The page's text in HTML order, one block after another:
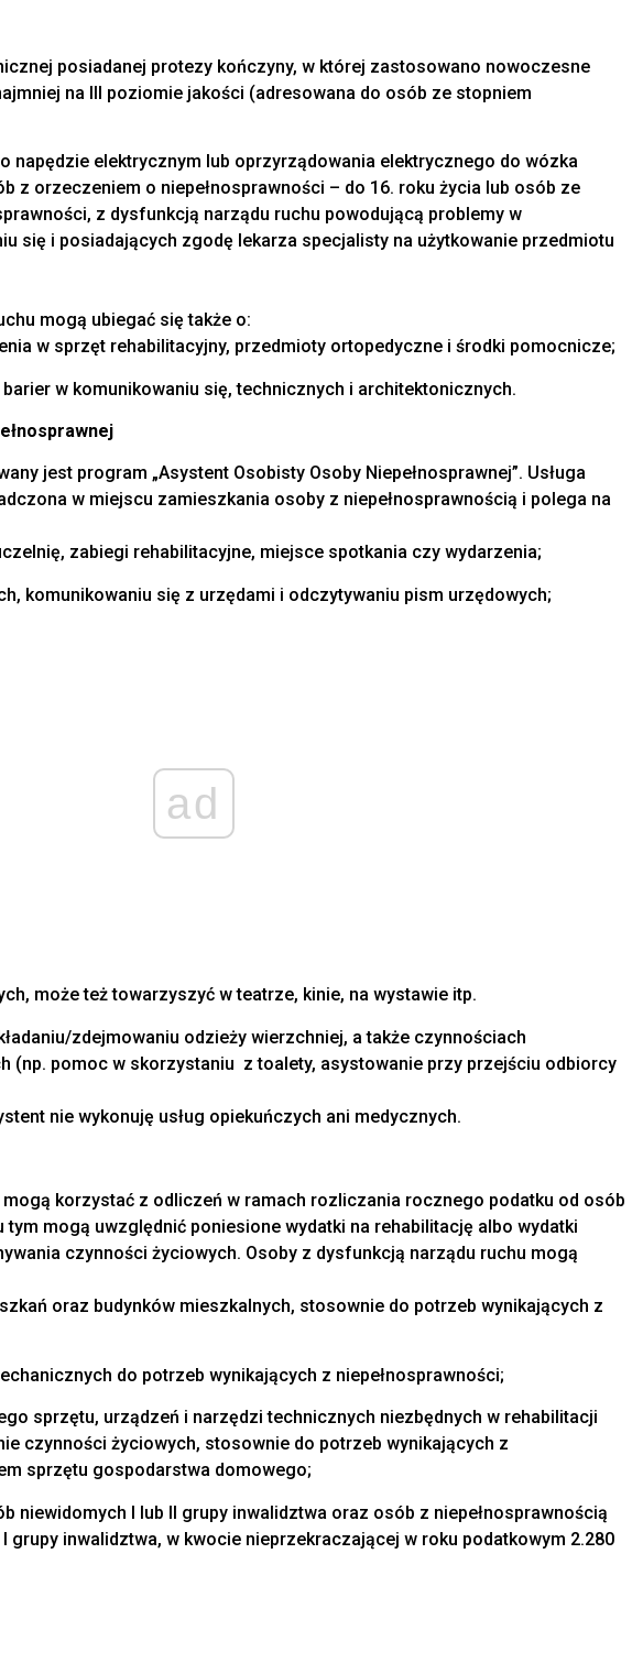
posiadanej protezy kończyny, w której zastosowano nowoczesne
na III poziomie jakości (adresowana do osób ze stopniem
napędzie elektrycznym lub oprzyrządowania elektrycznego do wózka
z orzeczeniem o niepełnosprawności – do 16. roku życia lub osób ze
z dysfunkcją narządu ruchu powodującą problemy w
się i posiadających zgodę lekarza specjalisty na użytkowanie przedmiotu
mogą ubiegać się także o:
w sprzęt rehabilitacyjny, przedmioty ortopedyczne i środki pomocnicze;
w komunikowaniu się, technicznych i architektonicznych.
jest program „Asystent Osobisty Osoby Niepełnosprawnej”. Usługa
w miejscu zamieszkania osoby z niepełnosprawnością i polega na
zabiegi rehabilitacyjne, miejsce spotkania czy wydarzenia;
komunikowaniu się z urzędami i odczytywaniu pism urzędowych;
ad
może też towarzyszyć w teatrze, kinie, na wystawie itp.
zdejmowaniu odzieży wierzchniej, a także czynnościach
(np. pomoc w skorzystaniu z toalety, asystowanie przy przejściu odbiorcy
nie wykonuję usług opiekuńczych ani medycznych.
mogą korzystać z odliczeń w ramach rozliczania rocznego podatku od osób
mogą uwzględnić poniesione wydatki na rehabilitację albo wydatki
czynności życiowych. Osoby z dysfunkcją narządu ruchu mogą
oraz budynków mieszkalnych, stosownie do potrzeb wynikających z
do potrzeb wynikających z niepełnosprawności;
sprzętu, urządzeń i narzędzi technicznych niezbędnych w rehabilitacji
czynności życiowych, stosownie do potrzeb wynikających z
sprzętu gospodarstwa domowego;
niewidomych I lub II grupy inwalidztwa oraz osób z niepełnosprawnością
grupy inwalidztwa, w kwocie nieprzekraczającej w roku podatkowym 2.280